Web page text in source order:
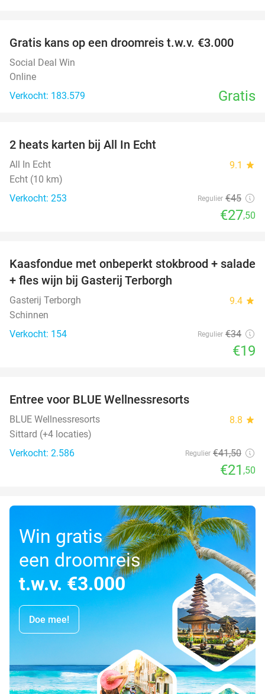
Gratis kans op een droomreis t.w.v. €3.000
Social Deal Win
Online
Verkocht: 183.579
Gratis
2 heats karten bij All In Echt
All In Echt 9.1 star
Echt (10 km)
Verkocht: 253
Regulier €45
€27,50
44%
Kaasfondue met onbeperkt stokbrood + salade
+ fles wijn bij Gasterij Terborgh
Gasterij Terborgh 9.4 star
Schinnen
Verkocht: 154
Regulier €34
€19
Entree voor BLUE Wellnessresorts
BLUE Wellnessresorts 8.8 star
Sittard (+4 locaties)
Verkocht: 2.586
Regulier €41,50
€21 ,50
Win gratis
een droomreis
t.w.v. €3.000
Doe mee!